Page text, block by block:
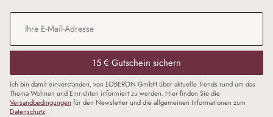
E-Mail-Adresse
15 € Gutschein sichern
Ich bin damit einverstanden, von LOBERON GmbH über aktuelle Trends rund um das
Thema Wohnen und Einrichten informiert zu werden. Hier finden Sie die
Versandbedingungen für den Newsletter und die allgemeinen Informationen zum
Datenschutz.